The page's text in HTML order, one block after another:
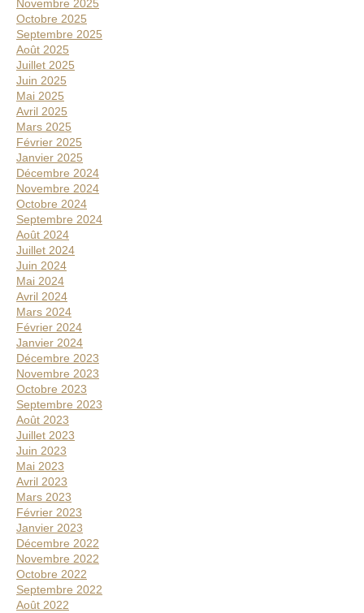
Novembre 2025
Octobre 2025
Septembre 2025
Août 2025
Juillet 2025
Juin 2025
Mai 2025
Avril 2025
Mars 2025
Février 2025
Janvier 2025
Décembre 2024
Novembre 2024
Octobre 2024
Septembre 2024
Août 2024
Juillet 2024
Juin 2024
Mai 2024
Avril 2024
Mars 2024
Février 2024
Janvier 2024
Décembre 2023
Novembre 2023
Octobre 2023
Septembre 2023
Août 2023
Juillet 2023
Juin 2023
Mai 2023
Avril 2023
Mars 2023
Février 2023
Janvier 2023
Décembre 2022
Novembre 2022
Octobre 2022
Septembre 2022
Août 2022